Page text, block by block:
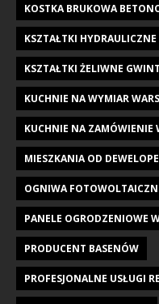
KOSTKA BRUKOWA
KSZTAŁTKI HYDRAULICZNE
KSZTAŁTKI ŻELIWNE
KUCHNIE NA WYMIAR
KUCHNIE NA ZAMÓWIENIE
MIESZKANIA OD
OGNIWA
PANELE OGRODZENIOWE
PRODUCENT BASENÓW
PROFESJONALNE USŁUGI